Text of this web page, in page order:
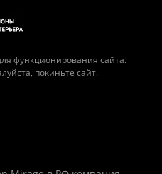
функционирования сайта.
покиньте сайт.